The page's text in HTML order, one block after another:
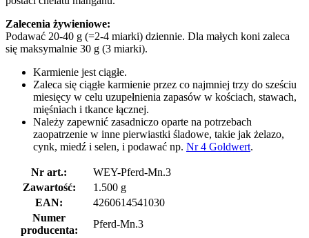
Zalecenia żywieniowe:
Podawać 20-40 g (=2-4 miarki) dziennie. Dla małych koni zaleca
się maksymalnie 30 g (3 miarki).
Karmienie jest ciągłe.
Zaleca się ciągłe karmienie przez co najmniej trzy do sześciu
miesięcy w celu uzupełnienia zapasów w kościach, stawach,
mięśniach i tkance łącznej.
Należy zapewnić zasadniczo oparte na potrzebach
zaopatrzenie w inne pierwiastki śladowe, takie jak żelazo,
cynk, miedź i selen, i podawać np. Nr 4 Goldwert.
Nr art.:
WEY-Pferd-Mn.3
Zawartość:
1.500 g
EAN:
4260614541030
Numer
producenta:
Pferd-Mn.3